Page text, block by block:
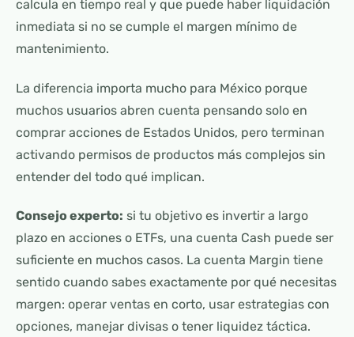
calcula en tiempo real y que puede haber liquidación
inmediata si no se cumple el margen mínimo de
mantenimiento.
La diferencia importa mucho para México porque
muchos usuarios abren cuenta pensando solo en
comprar acciones de Estados Unidos, pero terminan
activando permisos de productos más complejos sin
entender del todo qué implican.
Consejo experto: si tu objetivo es invertir a largo
plazo en acciones o ETFs, una cuenta Cash puede ser
suficiente en muchos casos. La cuenta Margin tiene
sentido cuando sabes exactamente por qué necesitas
margen: operar ventas en corto, usar estrategias con
opciones, manejar divisas o tener liquidez táctica.